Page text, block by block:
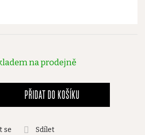
na prodejně
PŘIDAT DO KOŠÍKU
se Sdílet